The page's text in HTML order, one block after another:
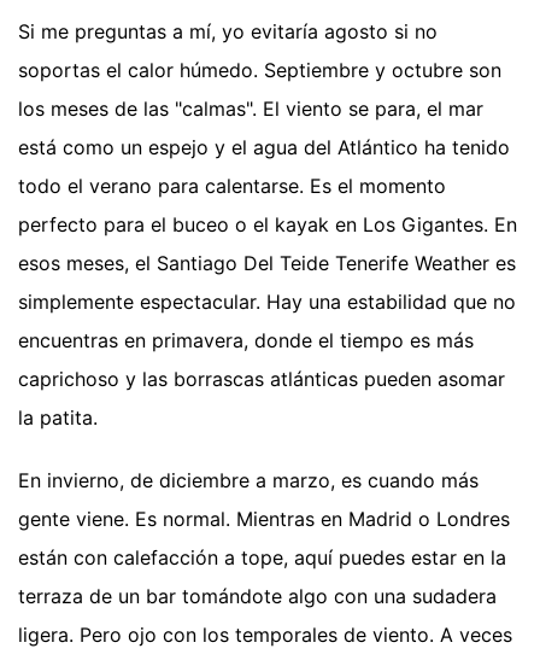
Si me preguntas a mí, yo evitaría agosto si no
soportas el calor húmedo. Septiembre y octubre son
los meses de las "calmas". El viento se para, el mar
está como un espejo y el agua del Atlántico ha tenido
todo el verano para calentarse. Es el momento
perfecto para el buceo o el kayak en Los Gigantes. En
esos meses, el Santiago Del Teide Tenerife Weather es
simplemente espectacular. Hay una estabilidad que no
encuentras en primavera, donde el tiempo es más
caprichoso y las borrascas atlánticas pueden asomar
la patita.
En invierno, de diciembre a marzo, es cuando más
gente viene. Es normal. Mientras en Madrid o Londres
están con calefacción a tope, aquí puedes estar en la
terraza de un bar tomándote algo con una sudadera
ligera. Pero ojo con los temporales de viento. A veces